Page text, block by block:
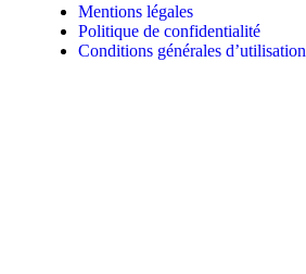
Mentions légales
Politique de confidentialité
Conditions générales d’utilisation